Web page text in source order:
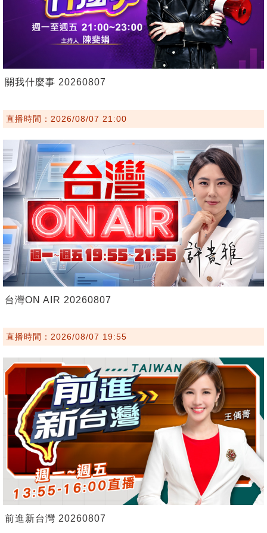
關我什麼事 20260807
直播時間：2026/08/07 21:00
台灣ON AIR 20260807
直播時間：2026/08/07 19:55
前進新台灣 20260807